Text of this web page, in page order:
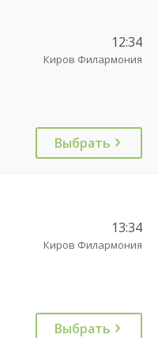
12:34
Киров Филармония
Выбрать
13:34
Киров Филармония
Выбрать